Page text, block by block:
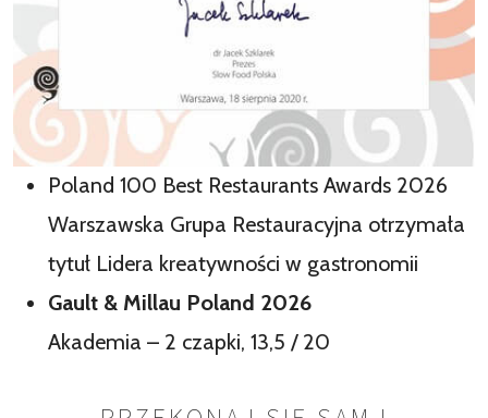
Poland 100 Best Restaurants Awards 2026
Warszawska Grupa Restauracyjna otrzymała
tytuł Lidera kreatywności w gastronomii
Gault & Millau Poland 2026
Akademia – 2 czapki, 13,5 / 20